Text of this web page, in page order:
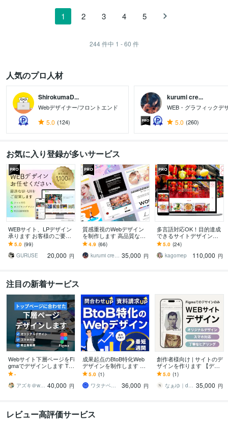
1 2 3 4 5
244 件中 1 - 60 件
人気のプロ人材
ShirokumaD...
Webデザイナー/フロントエンド
5.0 (124)
kurumi cre...
WEB・グラフィックデ
5.0 (260)
お気に入り登録が多いサービス
WEBサイト、LPデザイン
承ります お客様のご要望
に合わせたデザイン、UI
設計をお届けします！
5.0 (99)
GURUSE
20,000 円
質感重視のWebデザイン
を制作します 高品質なデ
ザインに特化したWEBサ
イトをデザインします
4.9 (66)
kurumi creative 35,000 円
多言語対応OK！目的達成
できるサイトデザインし
ます スマホ対応も可能！
デザインのみ必要な方に
オススメ！実績多数！
5.0 (24)
kagomep
110,000 円
注目の新着サービス
Webサイト下層ページをFi
gmaでデザインします TO
Pページとの統一感を大切
にデザインいたします
-
アズキ＠webデザイナー 40,000 円
成果起点のBtoB特化Web
デザインを制作します CV
R向上へ！構成から丸投げ
OKな成果起点のBtoBデザ
イン
5.0 (1)
ワタナベ｜UX・UI＆Webデザイナー
36,000 円
創作者様向け | サイトのデ
ザインを作ります 【デザ
インのみ】Figmaにて完全
オリジナルで制作します
5.0 (1)
なぁゆ｜design 35,000 円
レビュー高評価サービス